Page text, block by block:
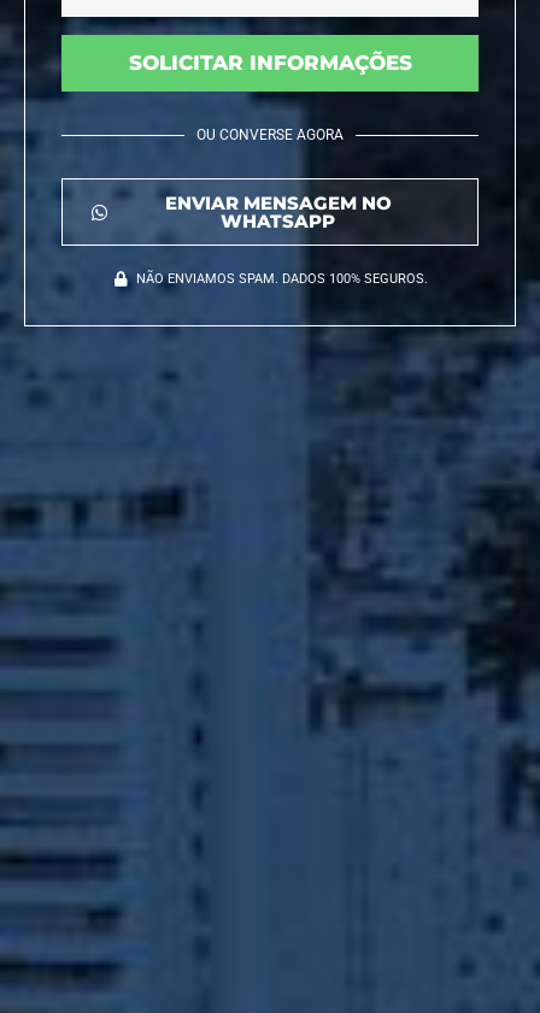
SOLICITAR INFORMAÇÕES
OU CONVERSE AGORA
ENVIAR MENSAGEM NO
WHATSAPP
NÃO ENVIAMOS SPAM. DADOS 100% SEGUROS.